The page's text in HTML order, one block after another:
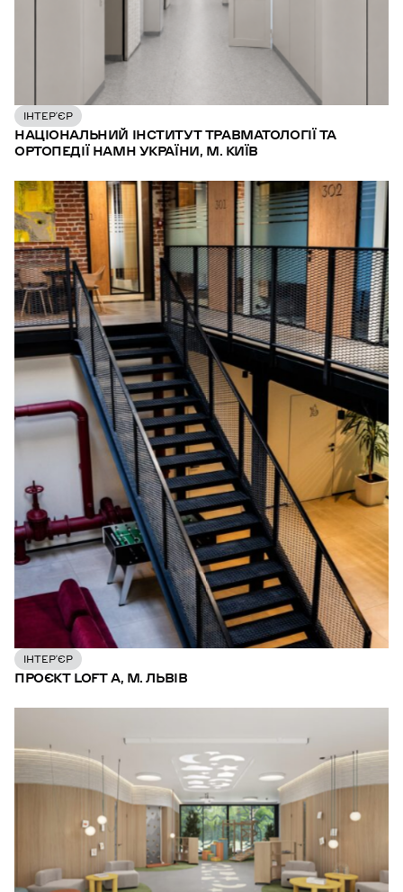
ІНТЕР’ЄР
НАЦІОНАЛЬНИЙ ІНСТИТУТ ТРАВМАТОЛОГІЇ ТА
ОРТОПЕДІЇ НАМН УКРАЇНИ, М. КИЇВ
ІНТЕР’ЄР
ПРОЄКТ LOFT A, М. ЛЬВІВ